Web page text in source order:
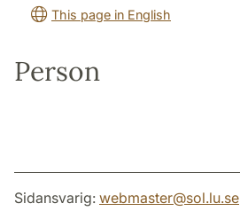
översättning till svenska
This page in English
Person
Sidansvarig: webmaster@sol.lu.se